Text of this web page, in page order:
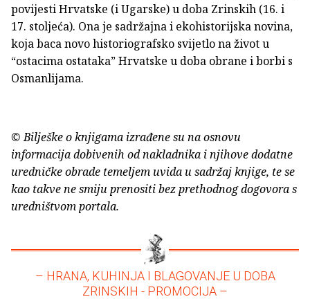
povijesti Hrvatske (i Ugarske) u doba Zrinskih (16. i
17. stoljeća). Ona je sadržajna i ekohistorijska novina,
koja baca novo historiografsko svijetlo na život u
“ostacima ostataka” Hrvatske u doba obrane i borbi s
Osmanlijama.
© Bilješke o knjigama izrađene su na osnovu
informacija dobivenih od nakladnika i njihove dodatne
uredničke obrade temeljem uvida u sadržaj knjige, te se
kao takve ne smiju prenositi bez prethodnog dogovora s
uredništvom portala.
– HRANA, KUHINJA I BLAGOVANJE U DOBA
ZRINSKIH - PROMOCIJA –